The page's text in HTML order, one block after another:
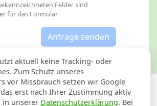
Felder sind
für das Formular
Anfrage senden
Impressum
aktuell keine Tracking- oder
Zum Schutz unseres
vor Missbrauch setzen wir Google
das erst nach Ihrer Zustimmung aktiv
in unserer Datenschutzerklärung. Bei